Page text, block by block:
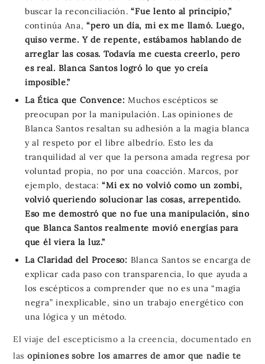
buscar la reconciliación.“Fue lento al principio,”
continúa Ana,“pero un día, mi ex me llamó. Luego,
quiso verme. Y de repente, estábamos hablando de
arreglar las cosas. Todavía me cuesta creerlo, pero
es real. Blanca Santos logró lo que yo creía
imposible.”
La Ética que Convence: Muchos escépticos se
preocupan por la manipulación. Las opiniones de
Blanca Santos resaltan su adhesión a la magia blanca
y al respeto por el libre albedrío. Esto les da
tranquilidad al ver que la persona amada regresa por
voluntad propia, no por una coacción. Marcos, por
ejemplo, destaca:“Mi ex no volvió como un zombi,
volvió queriendo solucionar las cosas, arrepentido.
Eso me demostró que no fue una manipulación, sino
que Blanca Santos realmente movió energías para
que él viera la luz.”
La Claridad del Proceso: Blanca Santos se encarga de
explicar cada paso con transparencia, lo que ayuda a
los escépticos a comprender que no es una “magia
negra” inexplicable, sino un trabajo energético con
una lógica y un método.
El viaje del escepticismo a la creencia, documentado en
las opiniones sobre los amarres de amor que nadie te